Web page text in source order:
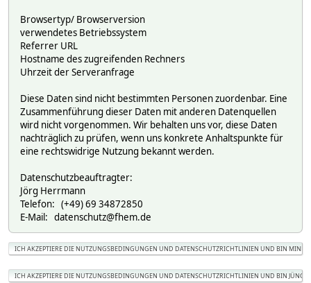
Browsertyp/ Browserversion
verwendetes Betriebssystem
Referrer URL
Hostname des zugreifenden Rechners
Uhrzeit der Serveranfrage
Diese Daten sind nicht bestimmten Personen zuordenbar. Eine
Zusammenführung dieser Daten mit anderen Datenquellen
wird nicht vorgenommen. Wir behalten uns vor, diese Daten
nachträglich zu prüfen, wenn uns konkrete Anhaltspunkte für
eine rechtswidrige Nutzung bekannt werden.
Datenschutzbeauftragter:
Jörg Herrmann
Telefon: (+49) 69 34872850
E-Mail: datenschutz@fhem.de